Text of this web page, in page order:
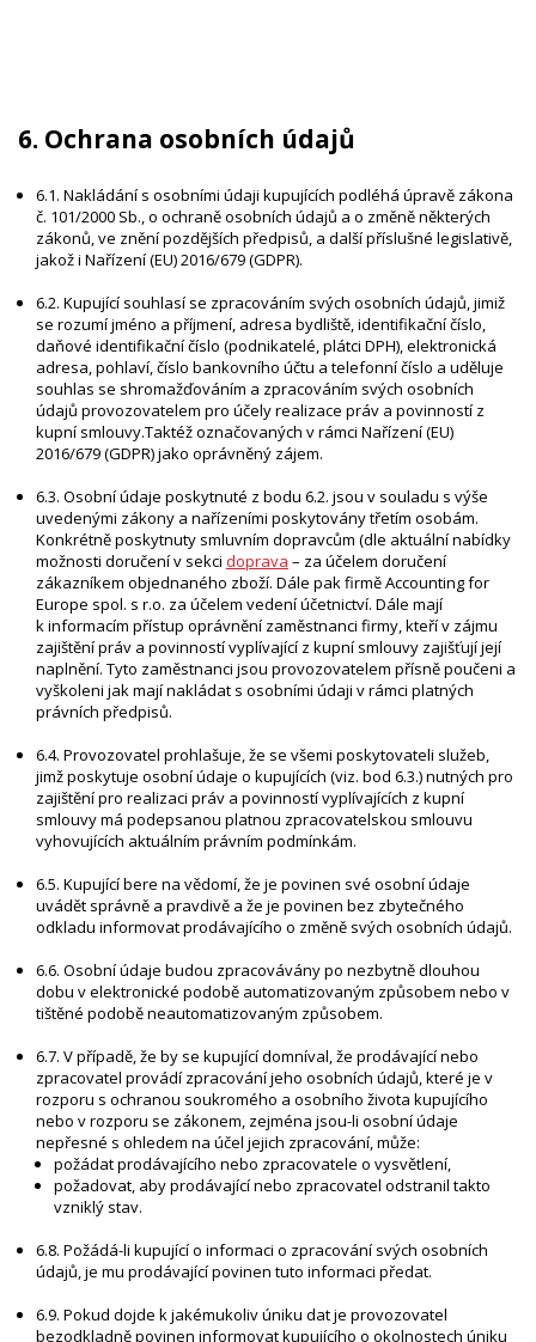
6. Ochrana osobních údajů
6.1. Nakládání s osobními údaji kupujících podléhá úpravě zákona
č. 101/2000 Sb., o ochraně osobních údajů a o změně některých
zákonů, ve znění pozdějších předpisů, a další příslušné legislativě,
jakož i Nařízení (EU) 2016/679 (GDPR).
6.2. Kupující souhlasí se zpracováním svých osobních údajů, jimiž
se rozumí jméno a příjmení, adresa bydliště, identifikační číslo,
daňové identifikační číslo (podnikatelé, plátci DPH), elektronická
adresa, pohlaví, číslo bankovního účtu a telefonní číslo a uděluje
souhlas se shromažďováním a zpracováním svých osobních
údajů provozovatelem pro účely realizace práv a povinností z
kupní smlouvy.Taktéž označovaných v rámci Nařízení (EU)
2016/679 (GDPR) jako oprávněný zájem.
6.3. Osobní údaje poskytnuté z bodu 6.2. jsou v souladu s výše
uvedenými zákony a nařízeními poskytovány třetím osobám.
Konkrétně poskytnuty smluvním dopravcům (dle aktuální nabídky
možnosti doručení v sekci doprava – za účelem doručení
zákazníkem objednaného zboží. Dále pak firmě Accounting for
Europe spol. s r.o. za účelem vedení účetnictví. Dále mají
k informacím přístup oprávnění zaměstnanci firmy, kteří v zájmu
zajištění práv a povinností vyplívající z kupní smlouvy zajišťují její
naplnění. Tyto zaměstnanci jsou provozovatelem přísně poučeni a
vyškoleni jak mají nakládat s osobními údaji v rámci platných
právních předpisů.
6.4. Provozovatel prohlašuje, že se všemi poskytovateli služeb,
jimž poskytuje osobní údaje o kupujících (viz. bod 6.3.) nutných pro
zajištění pro realizaci práv a povinností vyplívajících z kupní
smlouvy má podepsanou platnou zpracovatelskou smlouvu
vyhovujících aktuálním právním podmínkám.
6.5. Kupující bere na vědomí, že je povinen své osobní údaje
uvádět správně a pravdivě a že je povinen bez zbytečného
odkladu informovat prodávajícího o změně svých osobních údajů.
6.6. Osobní údaje budou zpracovávány po nezbytně dlouhou
dobu v elektronické podobě automatizovaným způsobem nebo v
tištěné podobě neautomatizovaným způsobem.
6.7. V případě, že by se kupující domníval, že prodávající nebo
zpracovatel provádí zpracování jeho osobních údajů, které je v
rozporu s ochranou soukromého a osobního života kupujícího
nebo v rozporu se zákonem, zejména jsou-li osobní údaje
nepřesné s ohledem na účel jejich zpracování, může:
požádat prodávajícího nebo zpracovatele o vysvětlení,
požadovat, aby prodávající nebo zpracovatel odstranil takto
vzniklý stav.
6.8. Požádá-li kupující o informaci o zpracování svých osobních
údajů, je mu prodávající povinen tuto informaci předat.
6.9. Pokud dojde k jakémukoliv úniku dat je provozovatel
bezodkladně povinen informovat kupujícího o okolnostech úniku